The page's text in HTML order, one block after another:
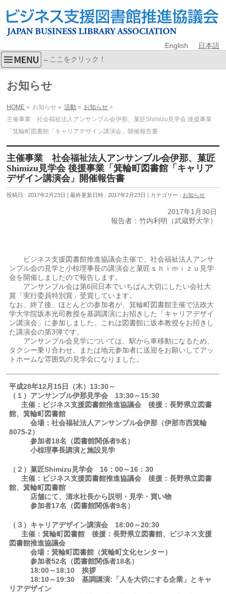
English 日本語
←ここをクリック！
お知らせ
HOME » お知らせ » 活動 » お知らせ »
主催事業 社会福祉法人アンサンブル会伊那、菓匠Shimizu見学会 後援事業
「箕輪町図書館「キャリアデザイン講演会」開催報告書
主催事業 社会福祉法人アンサンブル会伊那、菓匠
Shimizu見学会 後援事業「箕輪町図書館「キャリア
デザイン講演会」開催報告書
投稿日 : 2017年2月23日 最終更新日時 : 2017年2月23日 カテゴリー : お知らせ
2017年1月30日
報告者：竹内利明（武蔵野大学）
ビジネス支援図書館推進協議会主催で、社会福祉法人アンサ
ンブル会の見学と小椋理事長の講演会と菓匠ｓｈｉｍｉｚｕ見学
会を開催しましたので報告します。
アンサンブル会は第6回日本でいちばん大切にしたい会社大
賞「実行委員特別賞」受賞しています。
なお、終了後、ほとんどの参加者が、箕輪町図書館主催で法政大
学大学院坂本光司教授を基調講演にお招きした「キャリアデザイ
ン講演会」に参加しました。これは図書館に坂本教授をお招きし
た講演会の第3弾です。
アンサンブル会見学については、駅から車移動になるため、
タクシー乗り合わせ、または地元参加者に送迎をお願いしてアッ
トホームな雰囲気の見学会になりました。
平成28年12月15日（木）13:30～
（１）アンサンブル伊那見学会 13:30～15:30
主催：ビジネス支援図書館推進協議会 後援：長野県立図書
館、箕輪町図書館
会場：社会福祉法人アンサンブル会伊那（伊那市西箕輪
8075-2）
参加者18名（図書館関係者9名）
小椋理事長講演と施設見学
（２）菓匠Shimizu見学会 16：00～16：30
主催：ビジネス支援図書館推進協議会 後援：長野県立図書
館、箕輪町図書館
店舗にて、清水社長から説明・見学・買い物
参加者17名（図書館関係者9名）
（３）キャリアデザイン講演会 18:00～20:30
主催：箕輪町図書館 後援：長野県立図書館、ビジネス支援
図書館推進協議会
会場：箕輪町図書館（箕輪町文化センター）
参加者52名（図書館関係者18名）
18:00～18:10 挨拶
18:10～19:30 基調講演:「人を大切にする企業」とキャ
リアデザイン